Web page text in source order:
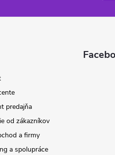
predajňa
od zákazníkov
a firmy
a spolupráce